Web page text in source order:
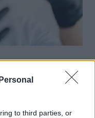
to third parties, or